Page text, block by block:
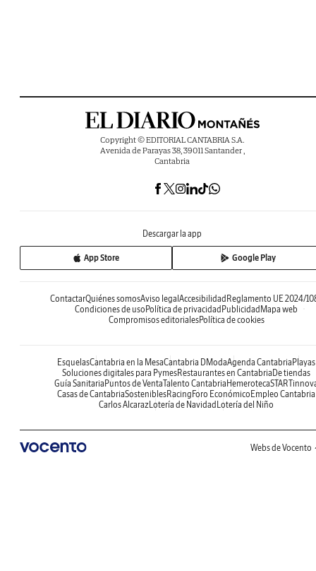
Copyright © EDITORIAL CANTABRIA S.A.
Avenida de Parayas 38, 39011 Santander ,
Cantabria
Descargar la app
App Store Google Play
ContactarQuiénes somosAviso legalAccesibilidadReglamento UE 2024/
Condiciones de usoPolítica de privacidadPublicidadMapa web
Compromisos editorialesPolítica de cookies
EsquelasCantabria en la MesaCantabria DModaAgenda CantabriaPlayas
Soluciones digitales para PymesRestaurantes en CantabriaDe tiendas
Guía SanitariaPuntos de VentaTalento CantabriaHemeroteca
Casas de CantabriaSosteniblesRacingForo EconómicoEmpleo Cantabria
Carlos AlcarazLotería de NavidadLotería del Niño
Webs de Vocento